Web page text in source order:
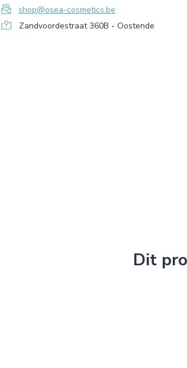
shop@osea-cosmetics.be
Zandvoordestraat 360B - Oostende
Dit